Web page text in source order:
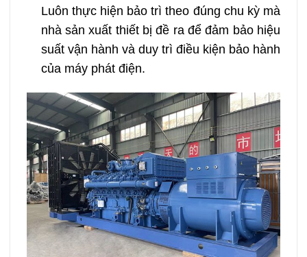
Luôn thực hiện bảo trì theo đúng chu kỳ mà
nhà sản xuất thiết bị đề ra để đảm bảo hiệu
suất vận hành và duy trì điều kiện bảo hành
của máy phát điện.